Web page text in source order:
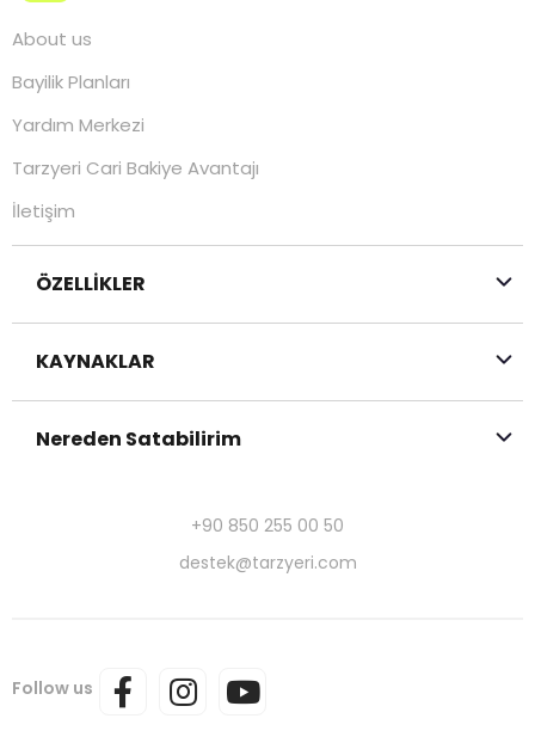
About us
Bayilik Planları
Yardım Merkezi
Tarzyeri Cari Bakiye Avantajı
İletişim
ÖZELLİKLER
KAYNAKLAR
Nereden Satabilirim
+90 850 255 00 50
destek@tarzyeri.com
Follow us